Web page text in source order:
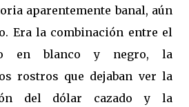
aparentemente banal, aún
Era la combinación entre el
en blanco y negro, la
rostros que dejaban ver la
del dólar cazado y la